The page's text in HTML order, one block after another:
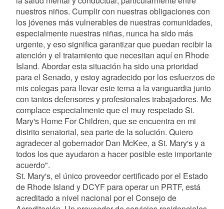
nuestros niños. Cumplir con nuestras obligaciones con
los jóvenes más vulnerables de nuestras comunidades,
especialmente nuestras niñas, nunca ha sido más
urgente, y eso significa garantizar que puedan recibir la
atención y el tratamiento que necesitan aquí en Rhode
Island. Abordar esta situación ha sido una prioridad
para el Senado, y estoy agradecido por los esfuerzos de
mis colegas para llevar este tema a la vanguardia junto
con tantos defensores y profesionales trabajadores. Me
complace especialmente que el muy respetado St.
Mary's Home For Children, que se encuentra en mi
distrito senatorial, sea parte de la solución. Quiero
agradecer al gobernador Dan McKee, a St. Mary's y a
todos los que ayudaron a hacer posible este importante
acuerdo".
St. Mary's, el único proveedor certificado por el Estado
de Rhode Island y DCYF para operar un PRTF, está
acreditado a nivel nacional por el Consejo de